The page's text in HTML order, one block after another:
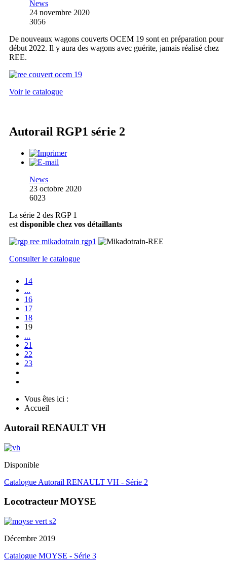
News
24 novembre 2020
3056
De nouveaux wagons couverts OCEM 19 sont en préparation pour
début 2022. Il y aura des wagons avec guérite, jamais réalisé chez
REE.
Voir le catalogue
Autorail RGP1 série 2
News
23 octobre 2020
6023
La série 2 des RGP 1
est disponible chez vos détaillants
Consulter le catalogue
14
...
16
17
18
19
...
21
22
23
Vous êtes ici :
Accueil
Autorail RENAULT VH
Disponible
Catalogue Autorail RENAULT VH - Série 2
Locotracteur MOYSE
Décembre 2019
Catalogue MOYSE - Série 3